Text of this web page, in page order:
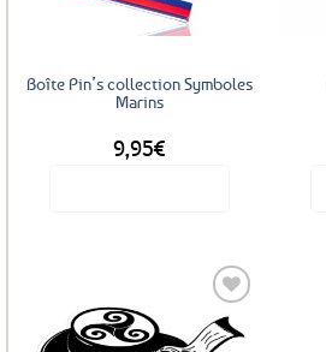
Boîte Pin’s collection Symboles
Marins
9,95€